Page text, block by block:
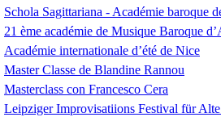
Schola Sagittariana - Académie baroque
21 ème académie de Musique Baroque
Académie internationale d’été de Nice
Master Classe de Blandine Rannou
Masterclass con Francesco Cera
Leipziger Improvisatiions Festival für